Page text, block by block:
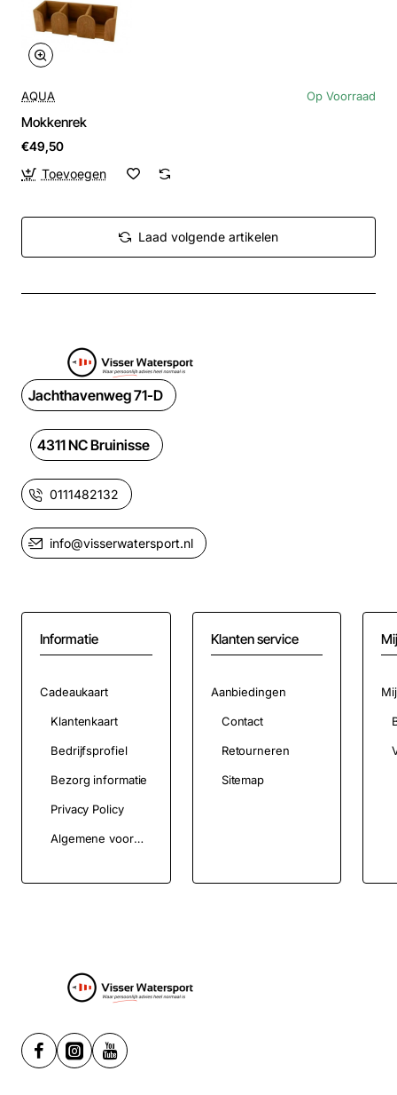
AQUA Op Voorraad
Mokkenrek
€49,50
Toevoegen
Laad volgende artikelen
Jachthavenweg 71-D
4311 NC Bruinisse
0111482132
info@visserwatersport.nl
Informatie
Cadeaukaart
Klantenkaart
Bedrijfsprofiel
Bezorg informatie
Privacy Policy
Algemene voorwaarden
Klanten service
Aanbiedingen
Contact
Retourneren
Sitemap